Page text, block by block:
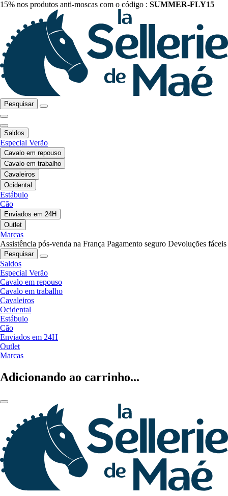
15% nos produtos anti-moscas com o código : SUMMER-FLY15
Pesquisar
Saldos
Especial Verão
Cavalo em repouso
Cavalo em trabalho
Cavaleiros
Ocidental
Estábulo
Cão
Enviados em 24H
Outlet
Marcas
Assistência pós-venda na França Pagamento seguro Devoluções fáceis
Pesquisar
Saldos
Especial Verão
Cavalo em repouso
Cavalo em trabalho
Cavaleiros
Ocidental
Estábulo
Cão
Enviados em 24H
Outlet
Marcas
Adicionando ao carrinho...